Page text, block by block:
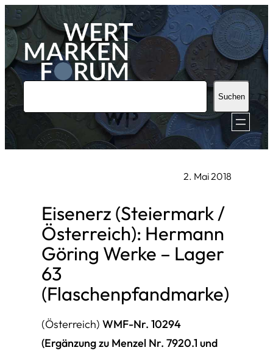
Zum
Inhalt
springen
u
h
Suchen
2. Mai 2018
Eisenerz (Steiermark /
Österreich): Hermann
Göring Werke – Lager
63
(Flaschenpfandmarke)
(Österreich) WMF-Nr. 10294
(Ergänzung zu Menzel Nr. 7920.1 und